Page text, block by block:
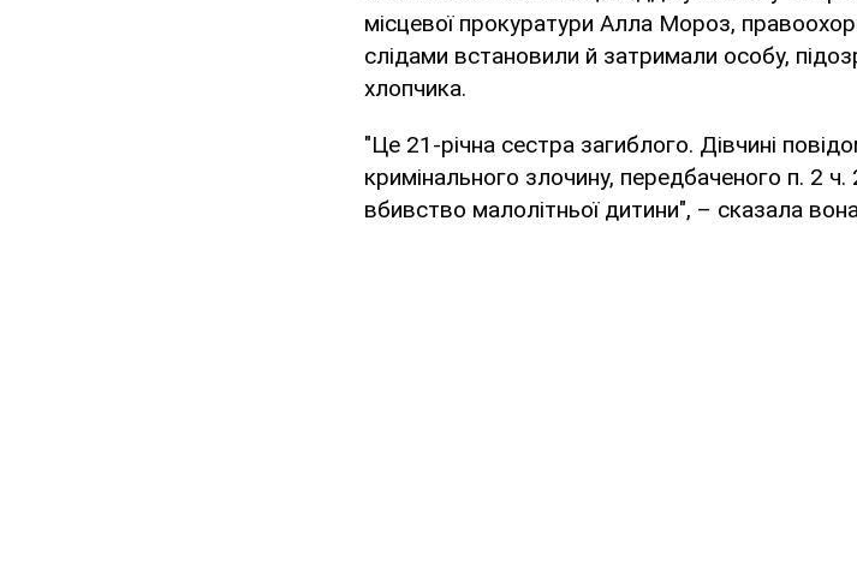
місцевої прокуратури Алла Мороз,
слідами встановили й затримали особу,
хлопчика.
"Це 21-річна сестра загиблого. Дівчині
кримінального злочину, передбаченого п. 2
вбивство малолітньої дитини", – сказала